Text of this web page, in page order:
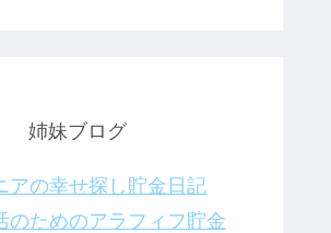
姉妹ブログ
アの幸せ探し貯金日記
のためのアラフィフ貯金